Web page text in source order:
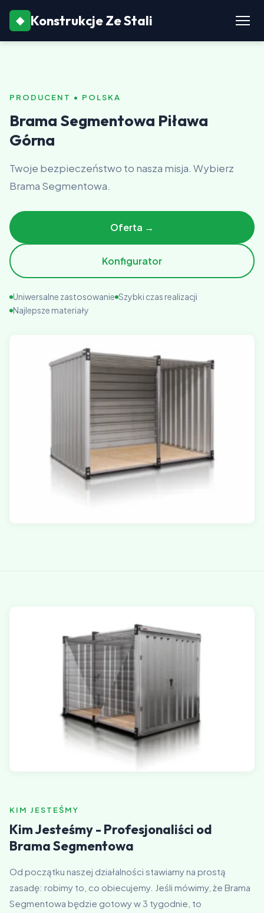
◆ Konstrukcje Ze Stali
PRODUCENT • POLSKA
Brama Segmentowa Piława
Górna
Twoje bezpieczeństwo to nasza misja. Wybierz
Brama Segmentowa.
Oferta →
Konfigurator
Uniwersalne zastosowanie Szybki czas realizacji
Najlepsze materiały
KIM JESTEŚMY
Kim Jesteśmy - Profesjonaliści od
Brama Segmentowa
Od początku naszej działalności stawiamy na prostą
zasadę: robimy to, co obiecujemy. Jeśli mówimy, że Brama
Segmentowa będzie gotowy w 3 tygodnie, to